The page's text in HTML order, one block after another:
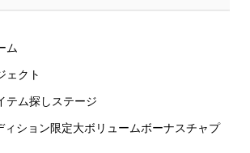
ム
ェクト
テム探しステージ
ィション限定大ボリュームボーナスチャプ